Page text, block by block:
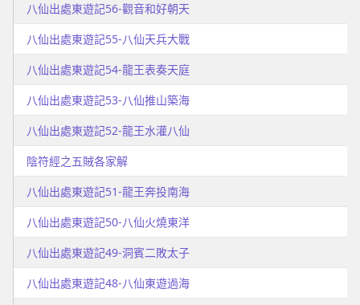
八仙出處東遊記56-觀音和好朝天
八仙出處東遊記55-八仙天兵大戰
八仙出處東遊記54-龍王表奏天庭
八仙出處東遊記53-八仙推山築海
八仙出處東遊記52-龍王水灌八仙
陰符經之五賊各家解
八仙出處東遊記51-龍王奔投南海
八仙出處東遊記50-八仙火燒東洋
八仙出處東遊記49-洞賓二敗太子
八仙出處東遊記48-八仙東遊過海